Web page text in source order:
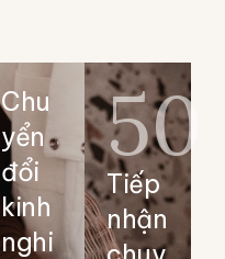
Chu
yển
đổi
kinh
nghi
50
Tiếp
nhận